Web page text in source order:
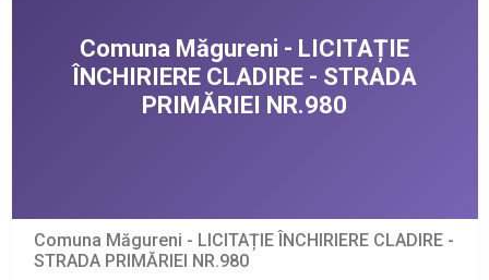
Comuna Măgureni - LICITAȚIE ÎNCHIRIERE CLADIRE -
STRADA PRIMĂRIEI NR.980